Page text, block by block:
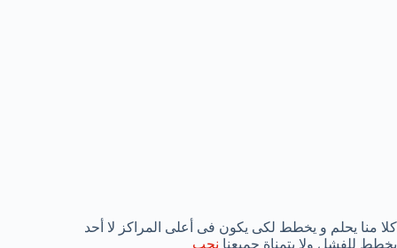
كلا منا يحلم و يخطط لكى يكون فى أعلى المراكز لا أحد
يخطط للفشل ولا يتمناة جميعنا نحب